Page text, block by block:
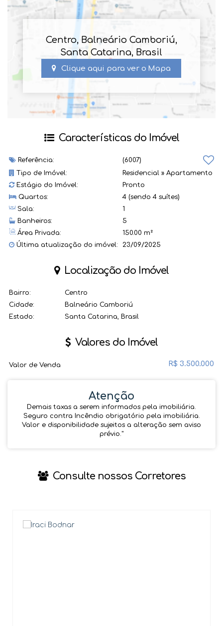
Centro, Balneário Camboriú,
Santa Catarina, Brasil
Clique aqui para ver o Mapa
Características do Imóvel
Referência:
(6007)
Tipo de Imóvel:
Residencial » Apartamento
Estágio do Imóvel:
Pronto
Quartos:
4 (sendo 4 suítes)
Sala:
1
Banheiros:
5
Área Privada:
150.00 m²
Última atualização do imóvel:
23/09/2025
Localização do Imóvel
Bairro:
Centro
Cidade:
Balneário Camboriú
Estado:
Santa Catarina, Brasil
Valores do Imóvel
R$ 3.500.000
Valor de Venda
Atenção
Demais taxas a serem informados pela imobiliária.
Seguro contra Incêndio obrigatório pela imobiliária.
Valor e disponibilidade sujeitos a alteração sem aviso
prévio.''
Consulte nossos Corretores